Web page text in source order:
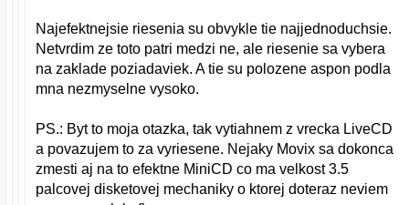
Najefektnejsie riesenia su obvykle tie najjednoduchsie.
Netvrdim ze toto patri medzi ne, ale riesenie sa vybera
na zaklade poziadaviek. A tie su polozene aspon podla
mna nezmyselne vysoko.
PS.: Byt to moja otazka, tak vytiahnem z vrecka LiveCD
a povazujem to za vyriesene. Nejaky Movix sa dokonca
zmesti aj na to efektne MiniCD co ma velkost 3.5
palcovej disketovej mechaniky o ktorej doteraz neviem